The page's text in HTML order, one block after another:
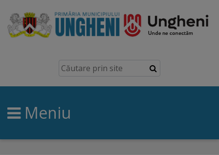
Ungheni
Prezentare
generală
Simbolurile
Meniu